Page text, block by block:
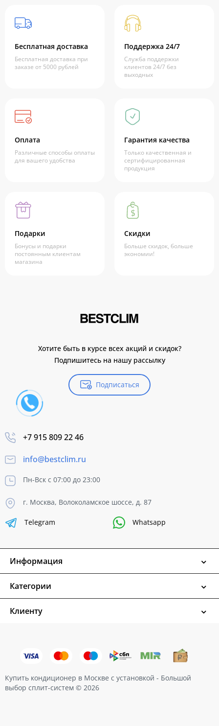
Бесплатная доставка
Бесплатная доставка при
заказе от 5000 рублей
Поддержка 24/7
Служба поддержки
клиентов 24/7 без
выходных
Оплата
Различные способы оплаты
для вашего удобства
Гарантия качества
Только качественная и
сертифицированная
продукция
Подарки
Бонусы и подарки
постоянным клиентам
магазина
Скидки
Больше скидок, больше
экономии!
Хотите быть в курсе всех акций и скидок?
Подпишитесь на нашу рассылку
Подписаться
+7 915 809 22 46
info@bestclim.ru
Пн-Вск с 07:00 до 23:00
г. Москва, Волоколамское шоссе, д. 87
Telegram Whatsapp
Информация
Категории
Клиенту
Купить кондиционер в Москве с установкой - Большой
выбор сплит-систем © 2026